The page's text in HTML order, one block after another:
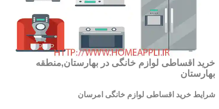
خرید اقساطی لوازم خانگی در بهارستان,منطقه
بهارستان
شرایط خرید اقساطی لوازم خانگی امرسان